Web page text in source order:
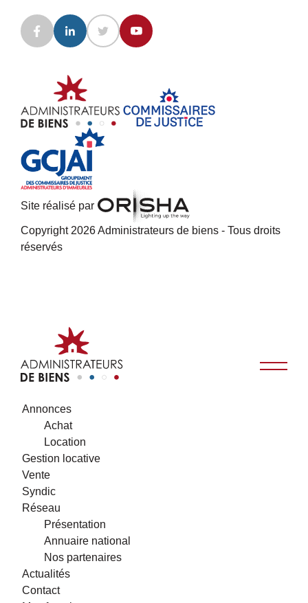
Site réalisé par
Copyright 2026 Administrateurs de biens - Tous droits
réservés
Annonces
Achat
Location
Gestion locative
Vente
Syndic
Réseau
Présentation
Annuaire national
Nos partenaires
Actualités
Contact